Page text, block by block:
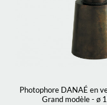
Photophore DANAÉ en
Grand modèle - ø